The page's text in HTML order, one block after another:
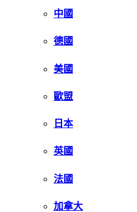
中國
德國
美國
歐盟
日本
英國
法國
加拿大